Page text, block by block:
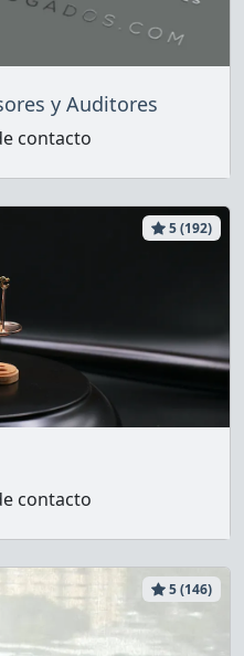
y Auditores
contacto
5 (192)
contacto
5 (146)